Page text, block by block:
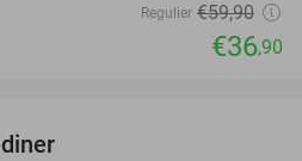
Regulier €59,90
€36,90